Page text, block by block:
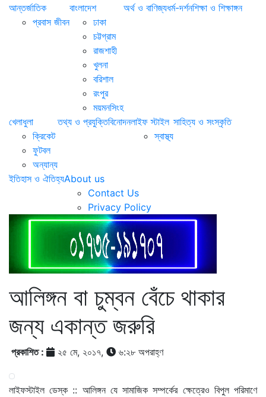
আন্তর্জাতিক
প্রবাস জীবন
বাংলাদেশ
ঢাকা
চট্টগ্রাম
রাজশাহী
খুলনা
বরিশাল
রংপুর
ময়মনসিংহ
অর্থ ও বাণিজ্যধর্ম-দর্শনশিক্ষা ও শিক্ষাঙ্গন
খেলাধুলা
ক্রিকেট
ফুটবল
অন্যান্য
তথ্য ও প্রযুক্তিবিনোদনলাইফ স্টাইল
স্বাস্থ্য
সাহিত্য ও সংস্কৃতি
ইতিহাস ও ঐতিহ্যAbout us
Contact Us
Privacy Policy
আলিঙ্গন বা চুম্বন বেঁচে থাকার
জন্য একান্ত জরুরি
প্রকাশিত : ২৫ মে, ২০১৭, ৬:২৮ অপরাহ্ণ
লাইফস্টাইল ডেস্ক :: আলিঙ্গন যে সামাজিক সম্পর্কের ক্ষেত্রেও বিপুল পরিমাণে